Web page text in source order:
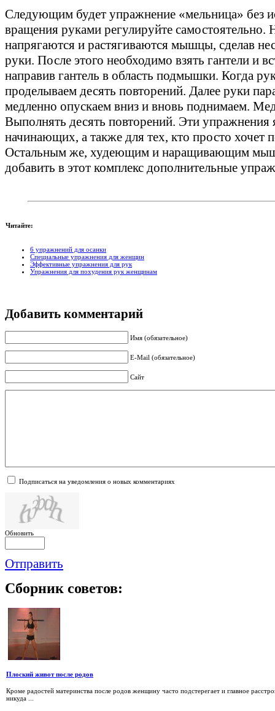
Следующим будет упражнение «мельница» без
вращения руками регулируйте самостоятельно.
напрягаются и растягиваются мышцы, сделав
руки. После этого необходимо взять гантели и
направив гантель в область подмышки. Когда
проделываем десять повторений. Далее руки
медленно опускаем вниз и вновь поднимаем.
Выполнять десять повторений. Эти упражнения
начинающих, а также для тех, кто просто хочет
Остальным же, худеющим и наращивающим
добавить в этот комплекс дополнительные
Читайте:
6 упражнений для осанки
Специальные упражнения для женщин
Эффективные упражнения для рук
Упражнения для похудения рук женщинам
Добавить комментарий
Имя (обязательное)
E-Mail (обязательное)
Сайт
Подписаться на уведомления о новых комментариях
Обновить
Отправить
Сборник советов:
Плоский живот после родов
Кроме радостей материнства после родов женщину часто подстерегает и главное
никуда ...